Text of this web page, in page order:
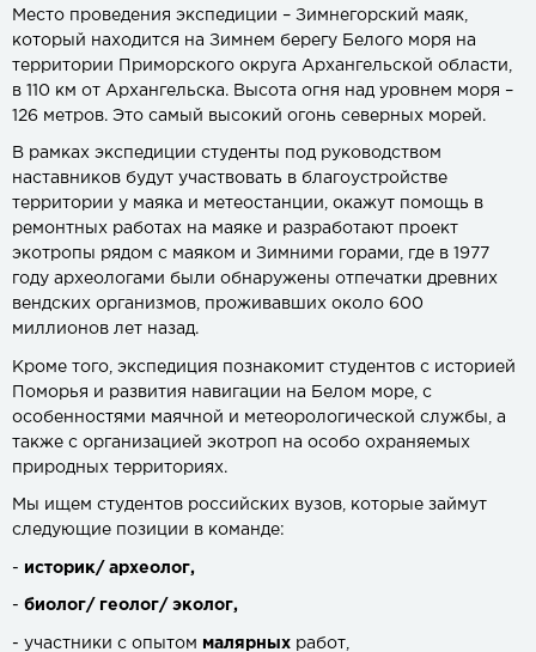
Место проведения экспедиции – Зимнегорский маяк,
который находится на Зимнем берегу Белого моря на
территории Приморского округа Архангельской области,
в 110 км от Архангельска. Высота огня над уровнем моря –
126 метров. Это самый высокий огонь северных морей.
В рамках экспедиции студенты под руководством
наставников будут участвовать в благоустройстве
территории у маяка и метеостанции, окажут помощь в
ремонтных работах на маяке и разработают проект
экотропы рядом с маяком и Зимними горами, где в 1977
году археологами были обнаружены отпечатки древних
вендских организмов, проживавших около 600
миллионов лет назад.
Кроме того, экспедиция познакомит студентов с историей
Поморья и развития навигации на Белом море, с
особенностями маячной и метеорологической службы, а
также с организацией экотроп на особо охраняемых
природных территориях.
Мы ищем студентов российских вузов, которые займут
следующие позиции в команде:
- историк/ археолог,
- биолог/ геолог/ эколог,
- участники с опытом малярных работ,